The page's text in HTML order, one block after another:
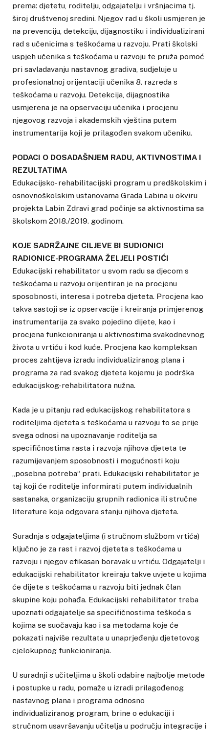
prema: djetetu, roditelju, odgajatelju i vršnjacima tj.
široj društvenoj sredini. Njegov rad u školi usmjeren je
na prevenciju, detekciju, dijagnostiku i individualizirani
rad s učenicima s teškoćama u razvoju. Prati školski
uspjeh učenika s teškoćama u razvoju te pruža pomoć
pri savladavanju nastavnog gradiva, sudjeluje u
profesionalnoj orijentaciji učenika 8. razreda s
teškoćama u razvoju. Detekcija, dijagnostika
usmjerena je na opservaciju učenika i procjenu
njegovog razvoja i akademskih vještina putem
instrumentarija koji je prilagođen svakom učeniku.
PODACI O DOSADAŠNJEM RADU, AKTIVNOSTIMA I
REZULTATIMA
Edukacijsko- rehabilitacijski program u predškolskim i
osnovnoškolskim ustanovama Grada Labina u okviru
projekta Labin Zdravi grad počinje sa aktivnostima sa
školskom 2018./2019. godinom.
KOJE SADRŽAJNE CILJEVE BI SUDIONICI
RADIONICE-PROGRAMA ŽELJELI POSTIĆI
Edukacijski rehabilitator u svom radu sa djecom s
teškoćama u razvoju orijentiran je na procjenu
sposobnosti, interesa i potreba djeteta. Procjena kao
takva sastoji se iz opservacije i kreiranja primjerenog
instrumentarija za svako pojedino dijete, kao i
procjena funkcioniranja u aktivnostima svakodnevnog
života u vrtiću i kod kuće. Procjena kao kompleksan
proces zahtijeva izradu individualiziranog plana i
programa za rad svakog djeteta kojemu je podrška
edukacijskog-rehabilitatora nužna.
Kada je u pitanju rad edukacijskog rehabilitatora s
roditeljima djeteta s teškoćama u razvoju to se prije
svega odnosi na upoznavanje roditelja sa
specifičnostima rasta i razvoja njihova djeteta te
razumijevanjem sposobnosti i mogućnosti koju
„posebna potreba“ prati. Edukacijski rehabilitator je
taj koji će roditelje informirati putem individualnih
sastanaka, organizaciju grupnih radionica ili stručne
literature koja odgovara stanju njihova djeteta.
Suradnja s odgajateljima (i stručnom službom vrtića)
ključno je za rast i razvoj djeteta s teškoćama u
razvoju i njegov efikasan boravak u vrtiću. Odgajatelji i
edukacijski rehabilitator kreiraju takve uvjete u kojima
će dijete s teškoćama u razvoju biti jednak član
skupine koju pohađa. Edukacijski rehabilitator treba
upoznati odgajatelje sa specifičnostima teškoća s
kojima se suočavaju kao i sa metodama koje će
pokazati najviše rezultata u unaprjeđenju djetetovog
cjelokupnog funkcioniranja.
U suradnji s učiteljima u školi odabire najbolje metode
i postupke u radu, pomaže u izradi prilagođenog
nastavnog plana i programa odnosno
individualiziranog program, brine o edukaciji i
stručnom usavršavanju učitelja u području integracije i